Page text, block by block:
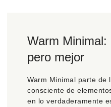
Warm Minimal:
pero mejor
Warm Minimal parte de
consciente de
en lo verdaderamente